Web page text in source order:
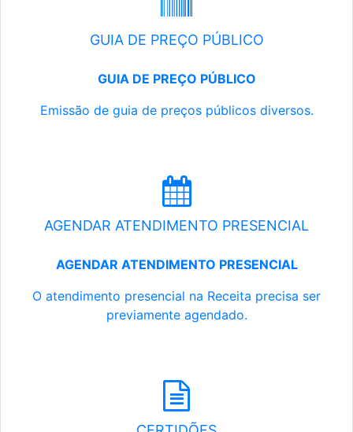
GUIA DE PREÇO PÚBLICO
GUIA DE PREÇO PÚBLICO
Emissão de guia de preços públicos diversos.
AGENDAR ATENDIMENTO PRESENCIAL
AGENDAR ATENDIMENTO PRESENCIAL
O atendimento presencial na Receita precisa ser
previamente agendado.